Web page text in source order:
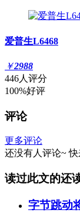
爱普生L6468
￥2988
446人评分
100%好评
评论
更多评论
还没有人评论~ 快
读过此文的还
字节跳动